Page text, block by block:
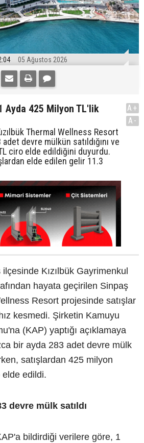
05 Ağustos 2026
Ayda 425 Milyon TL'lik
Thermal Wellness Resort
devre mülkün satıldığını ve
ciro elde edildiğini duyurdu.
elde edilen gelir 11.3
A+
A-
Kızılbük Gayrimenkul
hayata geçirilen Sinpaş
Resort projesinde satışlar
kesmedi. Şirketin Kamuyu
(KAP) yaptığı açıklamaya
bir ayda 283 adet devre mülk
satışlardan 425 milyon
edildi.
devre mülk satıldı
bildirdiği verilere göre, 1